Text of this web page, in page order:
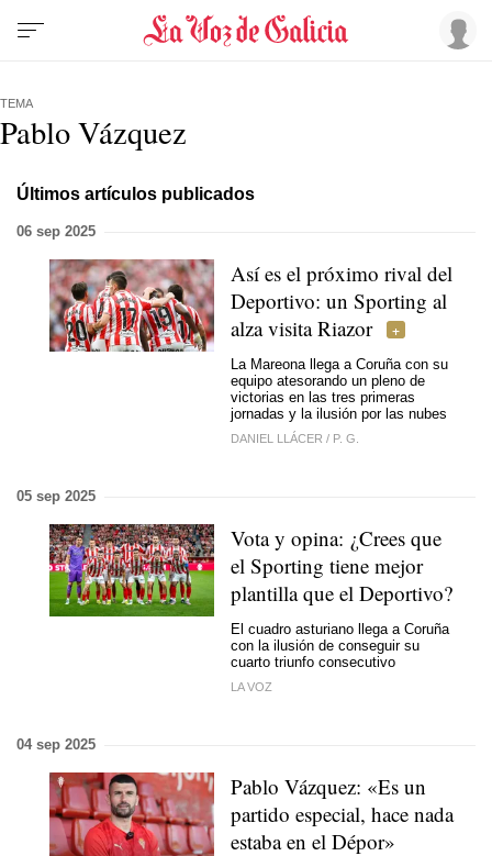
TEMA
Pablo Vázquez
Últimos artículos publicados
06 sep 2025
Así es el próximo rival del
Deportivo: un Sporting al
alza visita Riazor
La Mareona llega a Coruña con su
equipo atesorando un pleno de
victorias en las tres primeras
jornadas y la ilusión por las nubes
DANIEL LLÁCER / P. G.
05 sep 2025
Vota y opina: ¿Crees que
el Sporting tiene mejor
plantilla que el Deportivo?
El cuadro asturiano llega a Coruña
con la ilusión de conseguir su
cuarto triunfo consecutivo
LA VOZ
04 sep 2025
Pablo Vázquez: «Es un
partido especial, hace nada
estaba en el Dépor»